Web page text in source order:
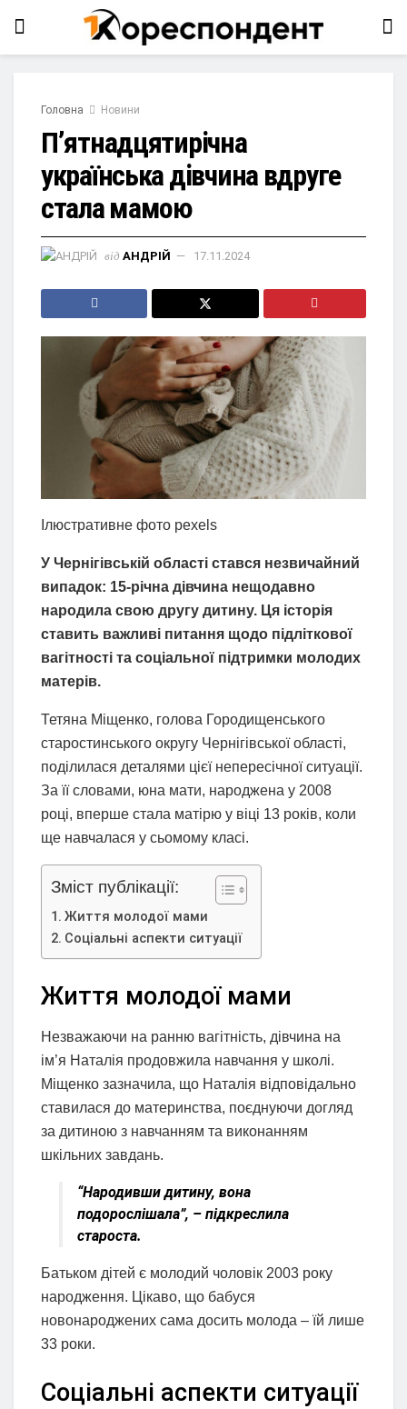
Головна Новини
П’ятнадцятирічна
українська дівчина вдруге
стала мамою
від АНДРІЙ 17.11.2024
Ілюстративне фото pexels
У Чернігівській області стався незвичайний
випадок: 15-річна дівчина нещодавно
народила свою другу дитину. Ця історія
ставить важливі питання щодо підліткової
вагітності та соціальної підтримки молодих
матерів.
Тетяна Міщенко, голова Городищенського
старостинського округу Чернігівської області,
поділилася деталями цієї непересічної ситуації.
За її словами, юна мати, народжена у 2008
році, вперше стала матірю у віці 13 років, коли
ще навчалася у сьомому класі.
Зміст публікації:
Життя молодої мами
Соціальні аспекти ситуації
Життя молодої мами
Незважаючи на ранню вагітність, дівчина на
ім’я Наталія продовжила навчання у школі.
Міщенко зазначила, що Наталія відповідально
ставилася до материнства, поєднуючи догляд
за дитиною з навчанням та виконанням
шкільних завдань.
“Народивши дитину, вона
подорослішала”, – підкреслила
староста.
Батьком дітей є молодий чоловік 2003 року
народження. Цікаво, що бабуся
новонароджених сама досить молода – їй лише
33 роки.
Соціальні аспекти ситуації